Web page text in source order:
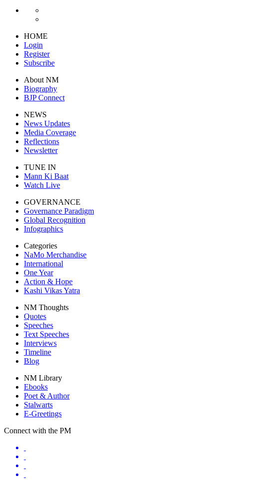
HOME
Login
Register
Subscribe
About NM
Biography
BJP Connect
NEWS
News Updates
Media Coverage
Reflections
Newsletter
TUNE IN
Mann Ki Baat
Watch Live
GOVERNANCE
Governance Paradigm
Global Recognition
Infographics
Categories
NaMo Merchandise
International
One Year
Action & Hope
Kashi Vikas Yatra
NM Thoughts
Quotes
Speeches
Text Speeches
Interviews
Timeline
Blog
NM Library
Ebooks
Poet & Author
Stalwarts
E-Greetings
Connect with the PM